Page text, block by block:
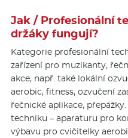
Jak / Profesionální
držáky fungují?
Kategorie profesionální
zařízení pro muzikanty,
akce, např. také lokální
aerobic, fitness, ozvučení
řečnické aplikace,
techniku – aparaturu pro
výbavu pro cvičitelky